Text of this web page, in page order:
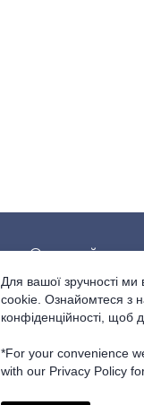
Отримуйте
Для вашої зручності
cookie. Ознайомтеся з
конфіденційності, щоб
*For your convenience
with our Privacy Policy